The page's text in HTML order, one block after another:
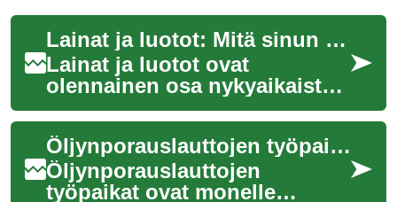
Lainat ja luotot: Mitä sinun tulee tietää henkilökohtaisesta rahoituksesta
Lainat ja luotot ovat
olennainen osa nykyaikaista
talousjärjestelmää. Ne
tarjoavat ihmisille ja
yrityksille mahdollis...
Öljynporauslauttojen työpaikat: Mitä sinun tulee tietää
Öljynporauslauttojen
työpaikat ovat monelle